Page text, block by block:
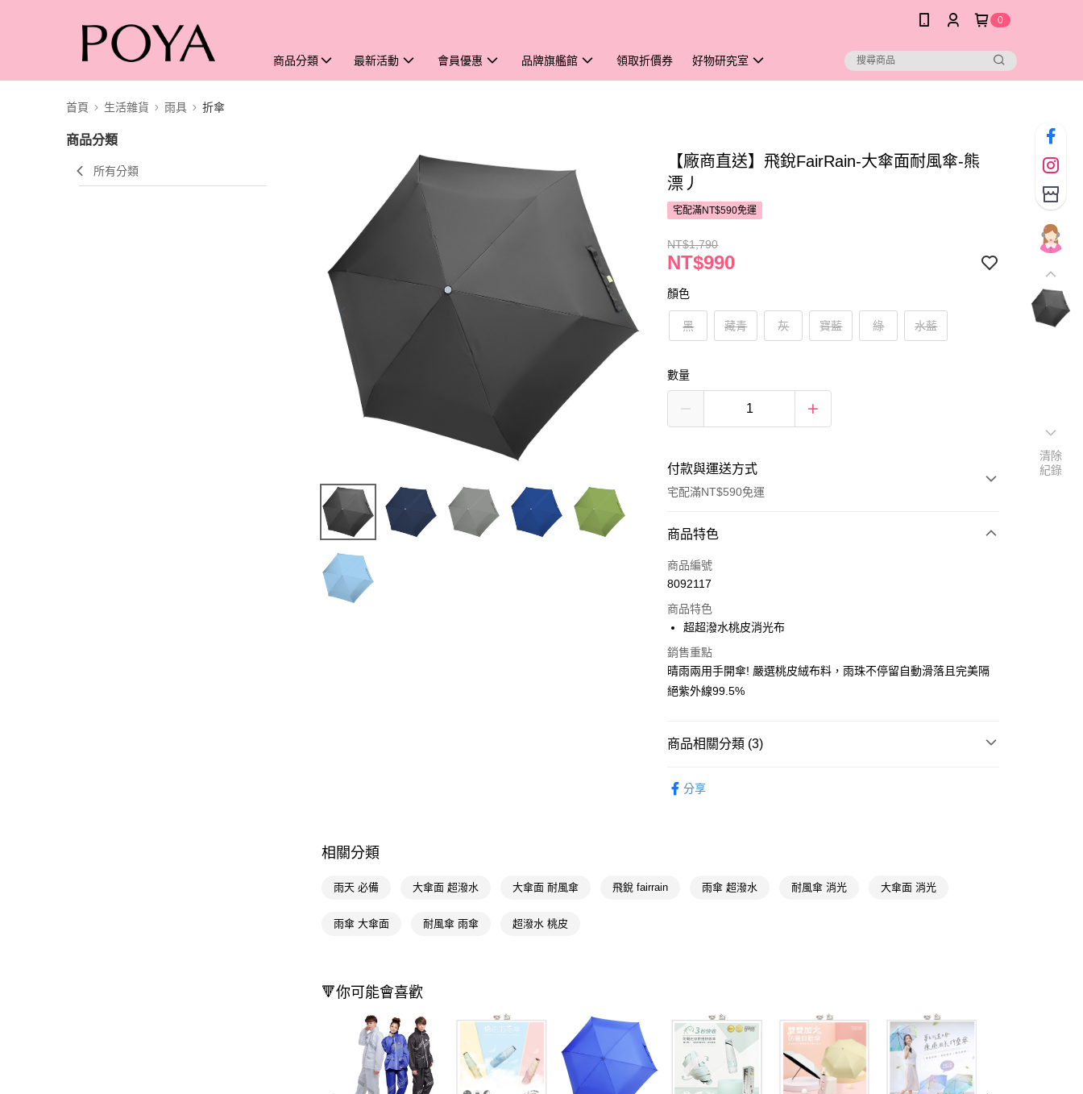
0
商品分類 最新活動 會員優惠 品牌旗艦館 領取折價券 好物研究室
首頁 生活雜貨 雨具 折傘
商品分類
所有分類
【廠商直送】飛銳FairRain-大傘面耐風傘-熊
漂丿
宅配滿NT$590免運
NT$1,790
NT$990
顏色
黑 藏青 灰 寶藍 綠 水藍
數量
付款與運送方式
宅配滿NT$590免運
付款方式
POYA支付
LINE Pay
Apple Pay
Google Pay
相關說明
先享後付繳納相關費用。
※ 交易是否成功請以「AFTEE先享後付 」之結帳頁面顯示為準，若有關於
是否繳費成功／繳費後需取消欲退款等相關疑問，請聯繫「AFTEE先享後
付客戶支援中心」https://netprotections.freshdesk.com/support/home
每筆NT$100，滿NT$590(含以上)免運費
商品特色
商品編號
8092117
商品特色
超超潑水桃皮消光布
銷售重點
晴雨兩用手開傘! 嚴選桃皮絨布料，雨珠不停留自動滑落且完美隔
絕紫外線99.5%
商品相關分類 (3)
分享
相關分類
雨天 必備 大傘面 超潑水 大傘面 耐風傘 飛銳 fairrain 雨傘 超潑水 耐風傘 消光 大傘面 消光
雨傘 大傘面 耐風傘 雨傘 超潑水 桃皮
🔻你可能會喜歡
清除
紀錄